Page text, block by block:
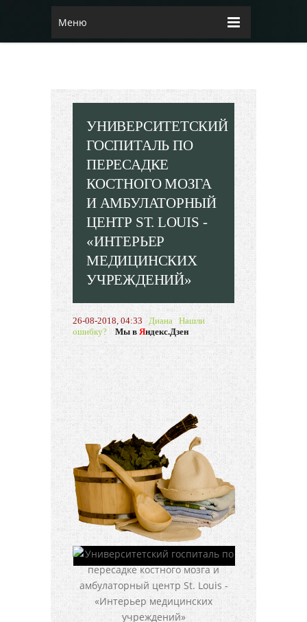
Меню
УНИВЕРСИТЕТСКИЙ
ГОСПИТАЛЬ ПО
ПЕРЕСАДКЕ
КОСТНОГО МОЗГА
И АМБУЛАТОРНЫЙ
ЦЕНТР ST. LOUIS -
«ИНТЕРЬЕР
МЕДИЦИНСКИХ
УЧРЕЖДЕНИЙ»
26-08-2018, 04:33 Диана Нашли
ошибку?
Мы вЯндекс.Дзен